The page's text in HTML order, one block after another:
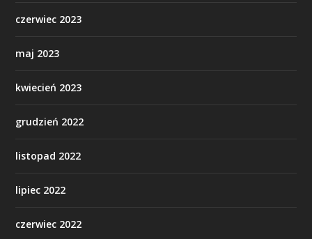
czerwiec 2023
maj 2023
kwiecień 2023
grudzień 2022
listopad 2022
lipiec 2022
czerwiec 2022